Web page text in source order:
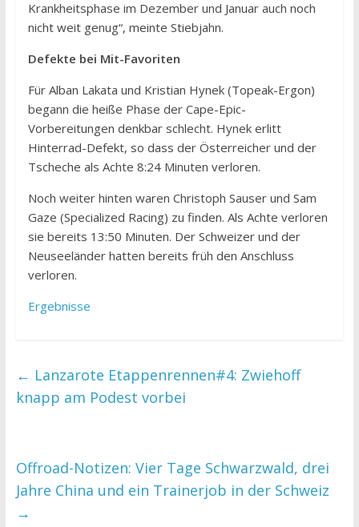
Krankheitsphase im Dezember und Januar auch noch
nicht weit genug“, meinte Stiebjahn.
Defekte bei Mit-Favoriten
Für Alban Lakata und Kristian Hynek (Topeak-Ergon)
begann die heiße Phase der Cape-Epic-
Vorbereitungen denkbar schlecht. Hynek erlitt
Hinterrad-Defekt, so dass der Österreicher und der
Tscheche als Achte 8:24 Minuten verloren.
Noch weiter hinten waren Christoph Sauser und Sam
Gaze (Specialized Racing) zu finden. Als Achte verloren
sie bereits 13:50 Minuten. Der Schweizer und der
Neuseeländer hatten bereits früh den Anschluss
verloren.
Ergebnisse
← Lanzarote Etappenrennen#4: Zwiehoff
knapp am Podest vorbei
Offroad-Notizen: Vier Tage Schwarzwald, drei
Jahre China und ein Trainerjob in der Schweiz
→